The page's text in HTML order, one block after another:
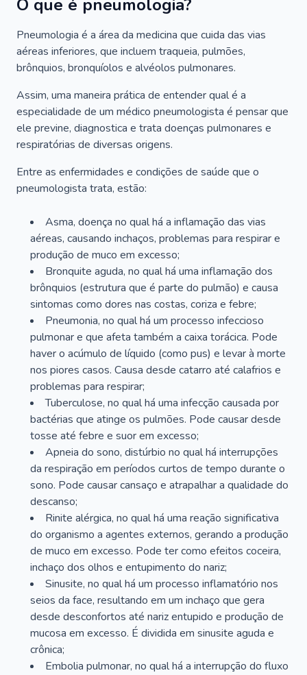
O que é pneumologia?
Pneumologia é a área da medicina que cuida das vias
aéreas inferiores, que incluem traqueia, pulmões,
brônquios, bronquíolos e alvéolos pulmonares.
Assim, uma maneira prática de entender qual é a
especialidade de um médico pneumologista é pensar que
ele previne, diagnostica e trata doenças pulmonares e
respiratórias de diversas origens.
Entre as enfermidades e condições de saúde que o
pneumologista trata, estão:
Asma, doença no qual há a inflamação das vias
aéreas, causando inchaços, problemas para respirar e
produção de muco em excesso;
Bronquite aguda, no qual há uma inflamação dos
brônquios (estrutura que é parte do pulmão) e causa
sintomas como dores nas costas, coriza e febre;
Pneumonia, no qual há um processo infeccioso
pulmonar e que afeta também a caixa torácica. Pode
haver o acúmulo de líquido (como pus) e levar à morte
nos piores casos. Causa desde catarro até calafrios e
problemas para respirar;
Tuberculose, no qual há uma infecção causada por
bactérias que atinge os pulmões. Pode causar desde
tosse até febre e suor em excesso;
Apneia do sono, distúrbio no qual há interrupções
da respiração em períodos curtos de tempo durante o
sono. Pode causar cansaço e atrapalhar a qualidade do
descanso;
Rinite alérgica, no qual há uma reação significativa
do organismo a agentes externos, gerando a produção
de muco em excesso. Pode ter como efeitos coceira,
inchaço dos olhos e entupimento do nariz;
Sinusite, no qual há um processo inflamatório nos
seios da face, resultando em um inchaço que gera
desde desconfortos até nariz entupido e produção de
mucosa em excesso. É dividida em sinusite aguda e
crônica;
Embolia pulmonar, no qual há a interrupção do fluxo